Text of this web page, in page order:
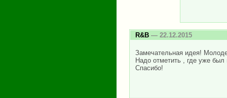
R&B — 22.12.2015
Замечательная идея!
Надо отметить , где уже
Спасибо!